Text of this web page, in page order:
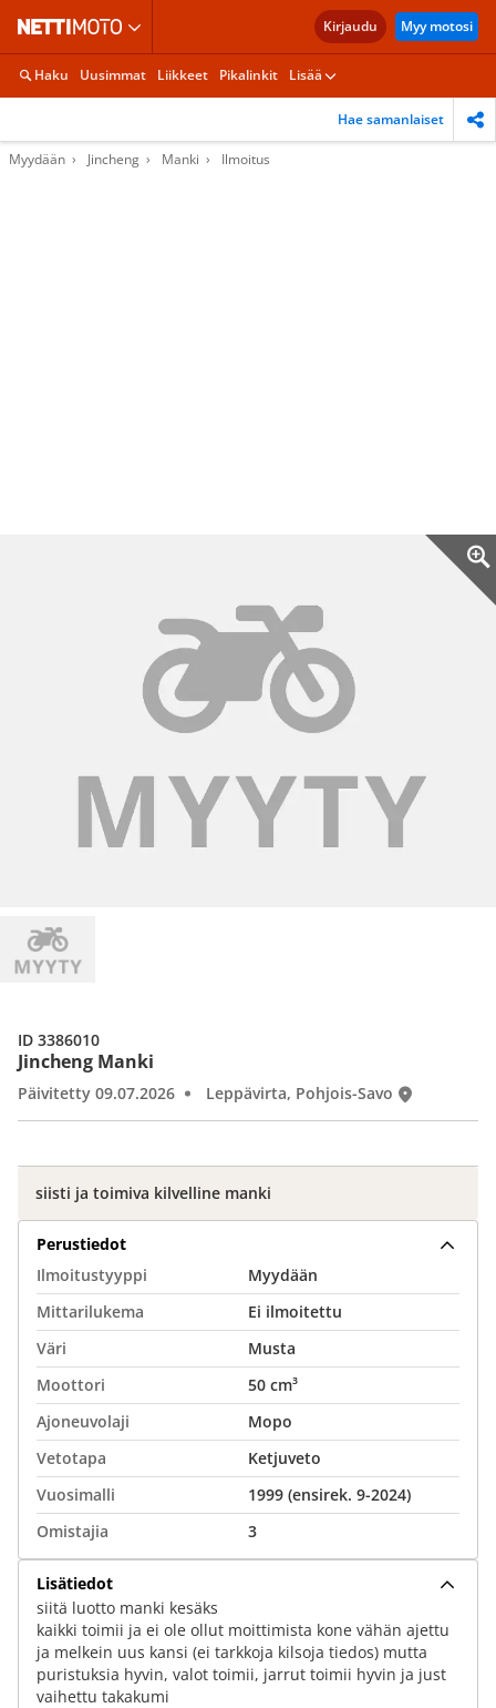
Kirjaudu Myy motosi
Haku Uusimmat Liikkeet Pikalinkit Lisää
Hae samanlaiset
Myydään Jincheng Manki Ilmoitus
Jincheng Manki
Päivitetty 09.07.2026 Leppävirta, Pohjois-Savo
ID 3386010
siisti ja toimiva kilvelline manki
Perustiedot
Ilmoitustyyppi
Myydään
Mittarilukema
Ei ilmoitettu
Väri
Musta
Moottori
50 cm³
Ajoneuvolaji
Mopo
Vetotapa
Ketjuveto
Vuosimalli
1999 (ensirek. 9-2024)
Omistajia
3
Lisätiedot
siitä luotto manki kesäks
kaikki toimii ja ei ole ollut moittimista kone vähän ajettu
ja melkein uus kansi (ei tarkkoja kilsoja tiedos) mutta
puristuksia hyvin, valot toimii, jarrut toimii hyvin ja just
vaihettu takakumi